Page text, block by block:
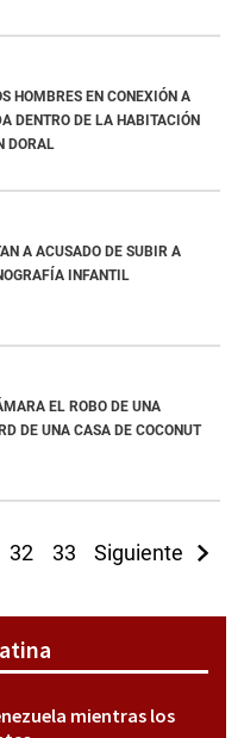
HOMBRES EN CONEXIÓN A
DENTRO DE LA HABITACIÓN
DORAL
A ACUSADO DE SUBIR A
INFANTIL
EL ROBO DE UNA
DE UNA CASA DE COCONUT
32 33 34 35 36
Siguiente
mientras los